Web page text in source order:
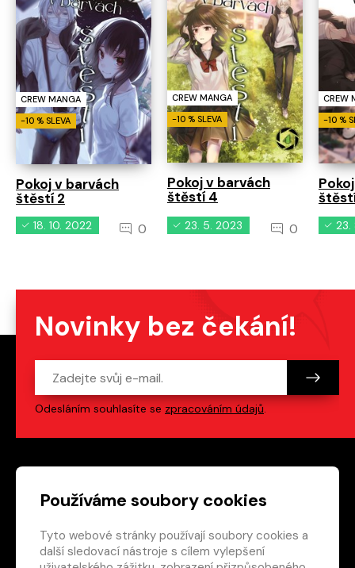
Používáme soubory cookies
Tyto webové stránky používají soubory cookies a
další sledovací nástroje s cílem vylepšení
CREW MANGA
-10 % SLEVA
Pokoj v barvách
štěstí 2
18. 10. 2022 0
CREW MANGA
-10 % SLEVA
Pokoj v barvách
štěstí 4
23. 5. 2023 0
CREW
-10 %
23.
Novinky bez čekání!
Odesláním souhlasíte se zpracováním údajů.
Patička webu Odkazy na sociální
Vedlejší navigace
redakce@crew.cz